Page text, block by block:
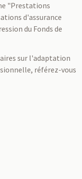
"Prestations
d'assurance
du Fonds de
sur l'adaptation
référez-vous